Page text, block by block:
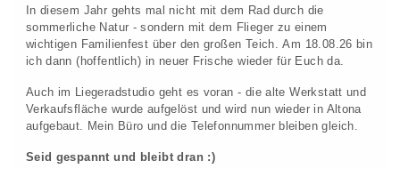
In diesem Jahr gehts mal nicht mit dem Rad durch die
sommerliche Natur - sondern mit dem Flieger zu einem
wichtigen Familienfest über den großen Teich. Am 18.08.26 bin
ich dann (hoffentlich) in neuer Frische wieder für Euch da.
Auch im Liegeradstudio geht es voran - die alte Werkstatt und
Verkaufsfläche wurde aufgelöst und wird nun wieder in Altona
aufgebaut. Mein Büro und die Telefonnummer bleiben gleich.
Seid gespannt und bleibt dran :)